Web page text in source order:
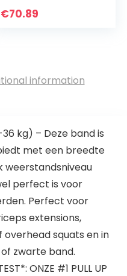
machine 2
€70.89
information
36 kg) – Deze band is
met een breedte
weerstandsniveau
perfect is voor
Perfect voor
extensions,
squats en in
zwarte band.
ONZE #1 PULL UP